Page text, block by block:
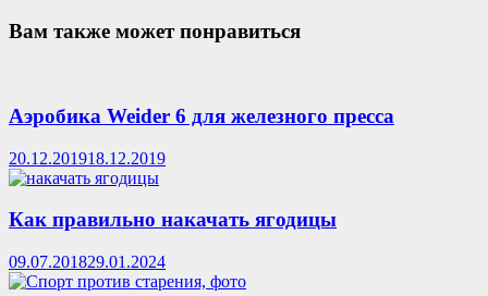
Вам также может понравиться
Аэробика Weider 6 для железного пресса
20.12.201918.12.2019
Как правильно накачать ягодицы
09.07.201829.01.2024